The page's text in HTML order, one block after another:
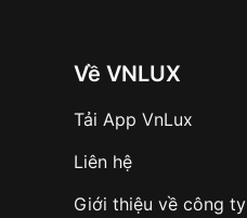
Về VNLUX
Tải App VnLux
Liên hệ
Giới thiệu về công ty